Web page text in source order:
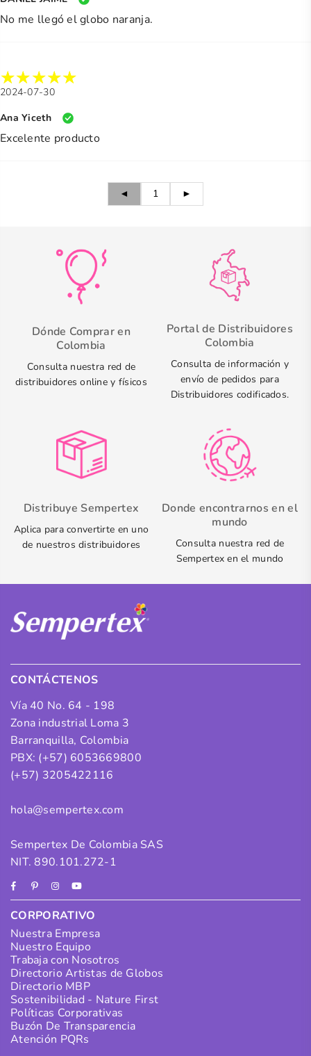
No me llegó el globo naranja.
2024-07-30
Ana Yiceth
Excelente producto
◄ 1 ►
Dónde Comprar en
Colombia
Consulta nuestra red de
distribuidores online y físicos
Portal de Distribuidores
Colombia
Consulta de información y
envío de pedidos para
Distribuidores codificados.
Distribuye Sempertex
Aplica para convertirte en uno
de nuestros distribuidores
Donde encontrarnos en el
mundo
Consulta nuestra red de
Sempertex en el mundo
CONTÁCTENOS
Vía 40 No. 64 - 198
Zona industrial Loma 3
Barranquilla, Colombia
PBX: (+57) 6053669800
(+57) 3205422116
hola@sempertex.com
Sempertex De Colombia SAS
NIT. 890.101.272-1
FacebookPinterestInstagram
YouTube
CORPORATIVO
Nuestra Empresa
Nuestro Equipo
Trabaja con Nosotros
Directorio Artistas de Globos
Directorio MBP
Sostenibilidad - Nature First
Políticas Corporativas
Buzón De Transparencia
Atención PQRs